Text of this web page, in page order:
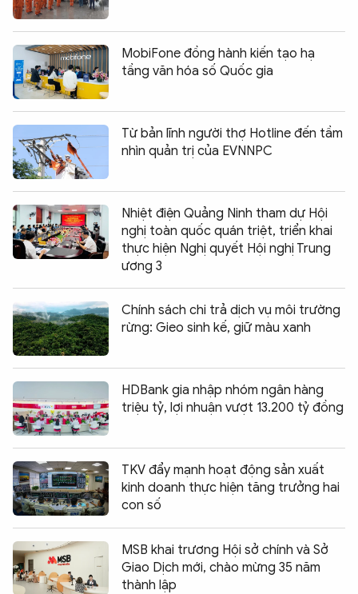
MobiFone đồng hành kiến tạo hạ
tầng văn hóa số Quốc gia
Từ bản lĩnh người thợ Hotline đến tầm
nhìn quản trị của EVNNPC
Nhiệt điện Quảng Ninh tham dự Hội
nghị toàn quốc quán triệt, triển khai
thực hiện Nghị quyết Hội nghị Trung
ương 3
Chính sách chi trả dịch vụ môi trường
rừng: Gieo sinh kế, giữ màu xanh
HDBank gia nhập nhóm ngân hàng
triệu tỷ, lợi nhuận vượt 13.200 tỷ đồng
TKV đẩy mạnh hoạt động sản xuất
kinh doanh thực hiện tăng trưởng hai
con số
MSB khai trương Hội sở chính và Sở
Giao Dịch mới, chào mừng 35 năm
thành lập